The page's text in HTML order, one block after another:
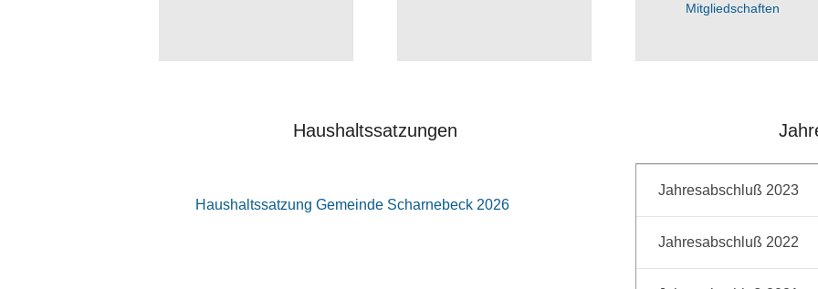
Mitgliedschaften
Haushaltssatzungen
Haushaltssatzung Gemeinde Scharnebeck 2026
Jahresabschluß 2023
Jahresabschluß 2022